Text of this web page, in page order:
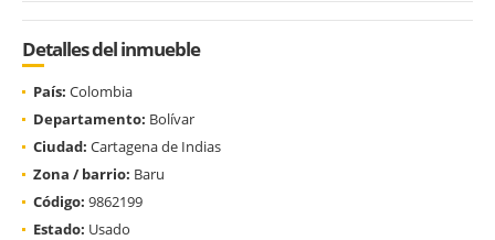
Detalles del inmueble
País: Colombia
Departamento: Bolívar
Ciudad: Cartagena de Indias
Zona / barrio: Baru
Código: 9862199
Estado: Usado